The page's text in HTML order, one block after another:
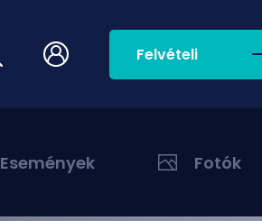
Felvételi
Események Fotók